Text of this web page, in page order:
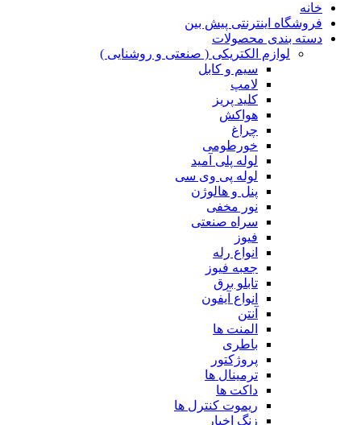
خانه
فروشگاه اینترنتی پیش بین
دسته بندی محصولات
لوازم الکتریکی ( صنعتی و روشنایی )
سیم و کابل
لامپ
کلید پریز
هواکش
چراغ
خورطومی
لوله پلی آمید
لوله پی وی سی
پنل و هالوژن
نور مخفی
سراه صنعتی
فیوز
انواع رله
جعبه فیوز
تابلو برق
انواع آیفون
آنتن
المنت ها
باطری
پروژکتور
ترمینال ها
داکت ها
ریموت کنترل ها
زنگ اخبار